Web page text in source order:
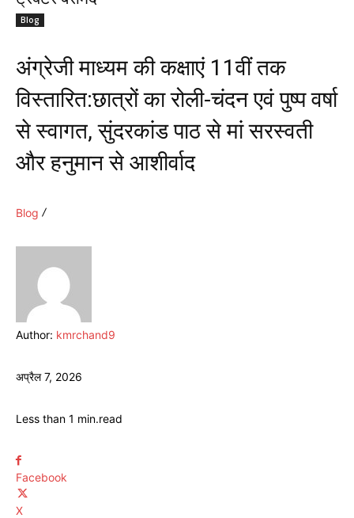
Blog
अंग्रेजी माध्यम की कक्षाएं 11वीं तक
विस्तारित:छात्रों का रोली-चंदन एवं पुष्प वर्षा
से स्वागत, सुंदरकांड पाठ से मां सरस्वती
और हनुमान से आशीर्वाद
Blog
Author: kmrchand9
अप्रैल 7, 2026
Less than 1 min.read
Facebook
X